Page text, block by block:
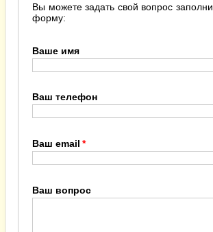
Вы можете задать свой вопрос
форму:
Ваше имя
Ваш телефон
Ваш email
Ваш вопрос